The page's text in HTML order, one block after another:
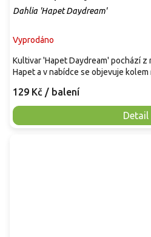
Dahlia 'Hapet Daydream'
Vyprodáno
129 Kč / balení
Detail
Kultivar 'Hapet Daydream' pochází
Hapet a v nabídce se objevuje kolem